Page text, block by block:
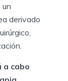
derivado
a cabo